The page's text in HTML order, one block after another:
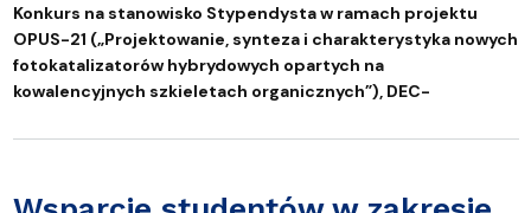
Konkurs na stanowisko Stypendysta w ramach projektu
OPUS-21 („Projektowanie, synteza i charakterystyka nowych
fotokatalizatorów hybrydowych opartych na
kowalencyjnych szkieletach organicznych”), DEC-